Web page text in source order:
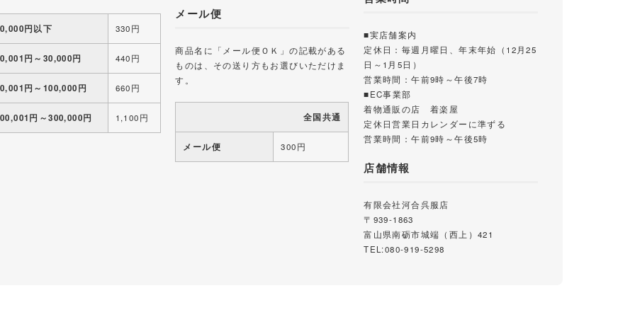
円以下 330円
円～30,000円 440円
円～100,000円 660円
円～300,000円 1,100円
メール便
商品名に「メール便ＯＫ」の記載がある
ものは、その送り方もお選びいただけま
す。
全国共通
メール便 300円
■実店舗案内
定休日：毎週月曜日、年末年始（12月25
日～1月5日）
営業時間：午前9時～午後7時
■EC事業部
着物通販の店 着楽屋
定休日営業日カレンダーに準ずる
営業時間：午前9時～午後5時
店舗情報
有限会社河合呉服店
〒939-1863
富山県南砺市城端（西上）421
TEL:080-919-5298